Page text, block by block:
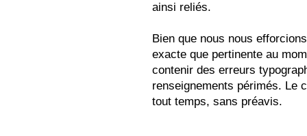
ainsi reliés.
Bien que nous nous
exacte que pertinente au
contenir des erreurs
renseignements périmés. Le
tout temps, sans préavis.